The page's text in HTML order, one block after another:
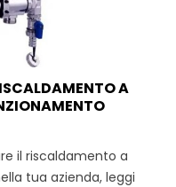
A
il riscaldamento a
tua azienda, leggi